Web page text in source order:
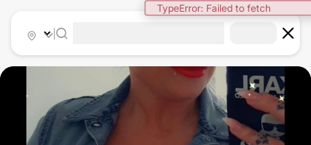
TypeError: Failed to fetch